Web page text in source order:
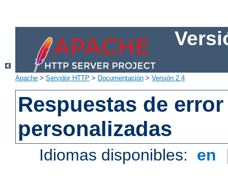
Apache > Servidor HTTP > Documentación > Versión 2.4
Respuestas de error
personalizadas
Idiomas disponibles: en